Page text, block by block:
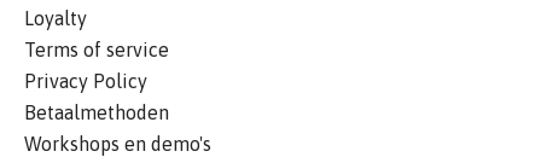
Loyalty
Terms of service
Privacy Policy
Betaalmethoden
Workshops en demo's